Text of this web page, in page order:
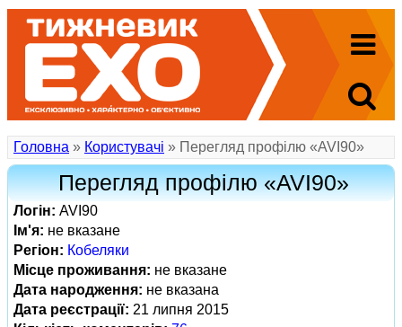
Головна » Користувачі » Перегляд профілю «AVI90»
Перегляд профілю «AVI90»
Логін: AVI90
Ім'я: не вказане
Регіон: Кобеляки
Місце проживання: не вказане
Дата народження: не вказана
Дата реєстрації: 21 липня 2015